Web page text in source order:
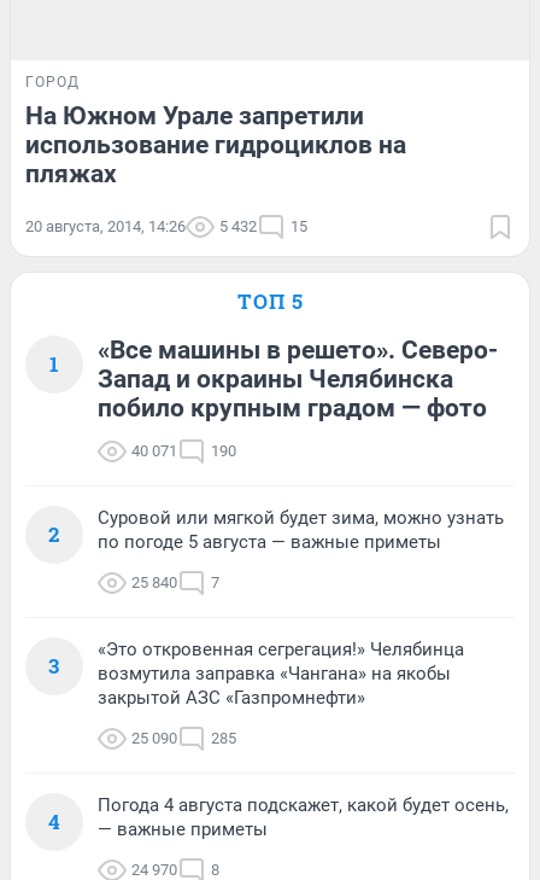
ГОРОД
На Южном Урале запретили
использование гидроциклов на
пляжах
20 августа, 2014, 14:26 5 432 15
ТОП 5
1
«Все машины в решето». Северо-
Запад и окраины Челябинска
побило крупным градом — фото
40 071 190
2
Суровой или мягкой будет зима, можно узнать
по погоде 5 августа — важные приметы
25 840 7
3
«Это откровенная сегрегация!» Челябинца
возмутила заправка «Чангана» на якобы
закрытой АЗС «Газпромнефти»
25 090 285
4
Погода 4 августа подскажет, какой будет осень,
— важные приметы
24 970 8